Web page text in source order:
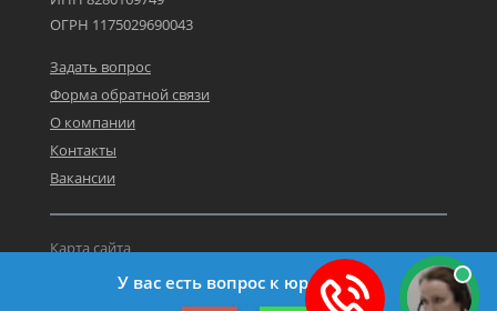
ОГРН 1175029690043
Задать вопрос
Форма обратной связи
О компании
Контакты
Вакансии
Карта сайта
Политика персональных данных
У вас есть вопрос к юристу?